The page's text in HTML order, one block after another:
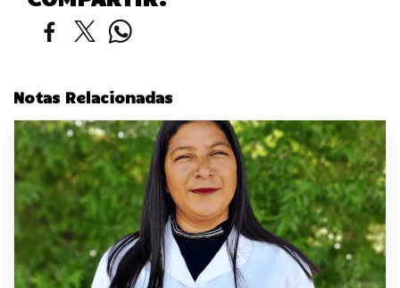
Notas Relacionadas